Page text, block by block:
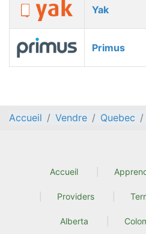
Yak
Primus
Accueil Vendre Quebec
Accueil
Providers
Alberta